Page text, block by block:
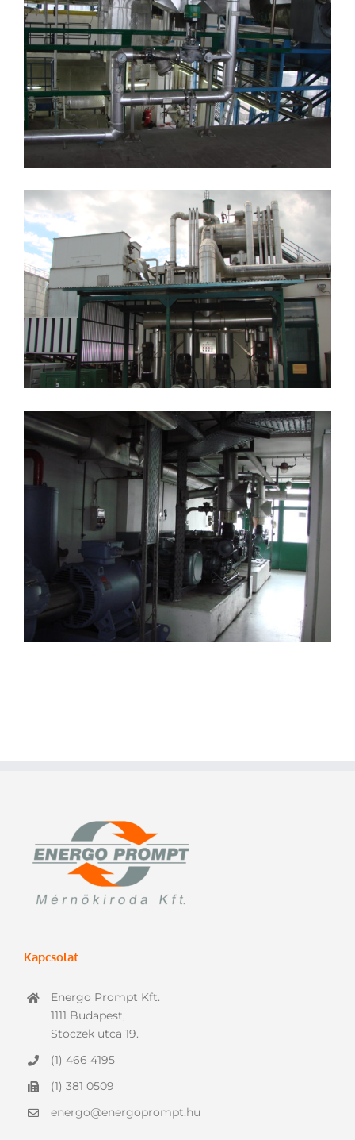
Kapcsolat
Energo Prompt Kft.
1111 Budapest,
Stoczek utca 19.
(1) 466 4195
(1) 381 0509
energo@energoprompt.hu